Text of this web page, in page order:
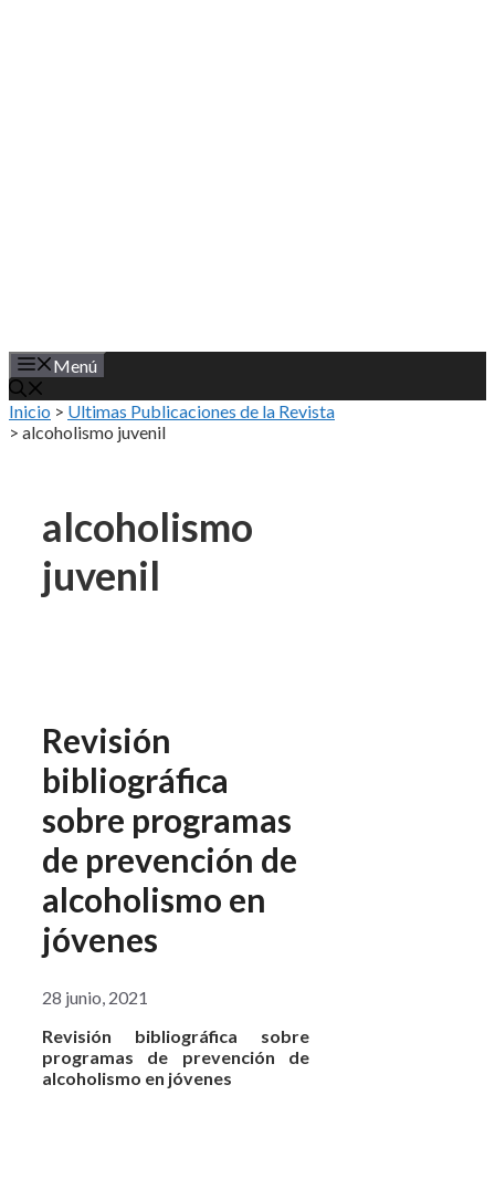
Menú
Inicio > Ultimas Publicaciones de la Revista
> alcoholismo juvenil
alcoholismo
juvenil
Revisión
bibliográfica
sobre programas
de prevención de
alcoholismo en
jóvenes
28 junio, 2021
Revisión bibliográfica sobre
programas de prevención de
alcoholismo en jóvenes